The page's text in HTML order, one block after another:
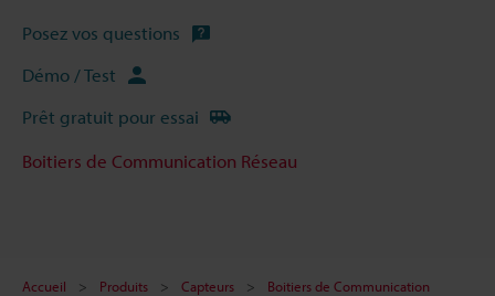
Posez vos questions
Démo / Test
Prêt gratuit pour essai
Boitiers de Communication Réseau
Accueil Produits Capteurs
Boitiers de Communication